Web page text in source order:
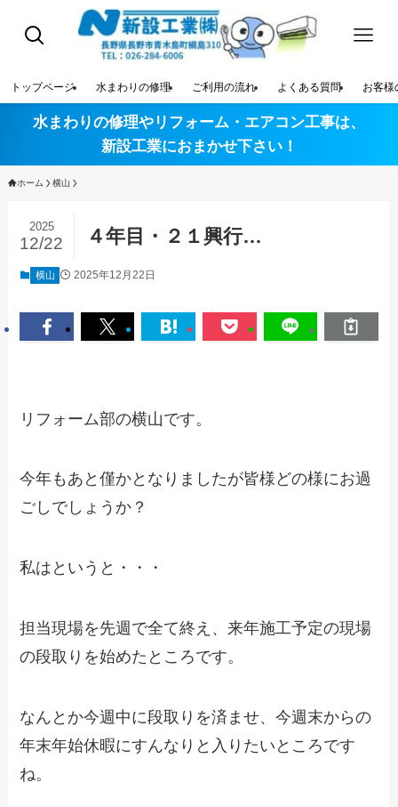
トップページ 水まわりの修理 ご利用の流れ よくある質問 お客様
水まわりの修理やリフォーム・エアコン工事は、
新設工業におまかせ下さい！
ホーム 横山
４年目・２１興行…
2025
12/22
横山 2025年12月22日
リフォーム部の横山です。
今年もあと僅かとなりましたが皆様どの様にお過
ごしでしょうか？
私はというと・・・
担当現場を先週で全て終え、来年施工予定の現場
の段取りを始めたところです。
なんとか今週中に段取りを済ませ、今週末からの
年末年始休暇にすんなりと入りたいところです
ね。